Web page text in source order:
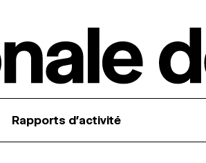
Rapports d’activité